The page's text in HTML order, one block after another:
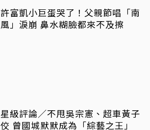
許富凱小巨蛋哭了！父親節唱「南
風」淚崩 鼻水糊臉都來不及擦
星級評論／不甩吳宗憲、超車黃子
佼 曾國城默默成為「綜藝之王」